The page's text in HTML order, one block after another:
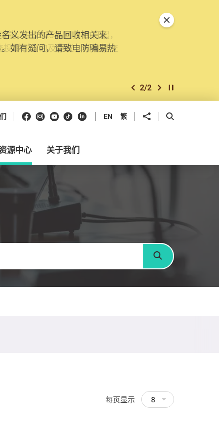
。由2025年11月10日起，
诉、查询及建议。所有提交
上一个
2/2 下一个开始/暂停幻灯
关闭特別通告
Facebook
Instagram
Youtube
抖音领英 EN 繁 分享到 开启搜寻框
源中心 关于我们
搜寻
每页显示 8